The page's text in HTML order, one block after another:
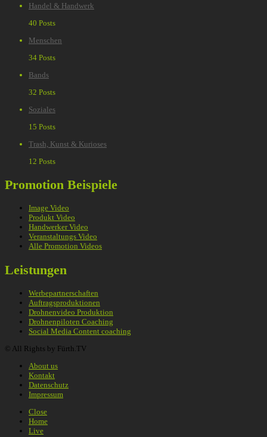
Handel & Handwerk
40 Posts
Menschen
34 Posts
Bands
32 Posts
Soziales
15 Posts
Trash, Kunst & Kurioses
12 Posts
Promotion Beispiele
Image Video
Produkt Video
Handwerker Video
Veranstaltungs Video
Alle Promotion Videos
Leistungen
Werbepartnerschaften
Auftragsproduktionen
Drohnenvideo Produktion
Drohnenpiloten Coaching
Social Media Content coaching
© All Rights by Fürth.TV
About us
Kontakt
Datenschutz
Impressum
Close
Home
Live